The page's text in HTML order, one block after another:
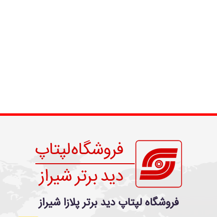
فروشگاه لپتاپ دید برتر پلازا شیراز